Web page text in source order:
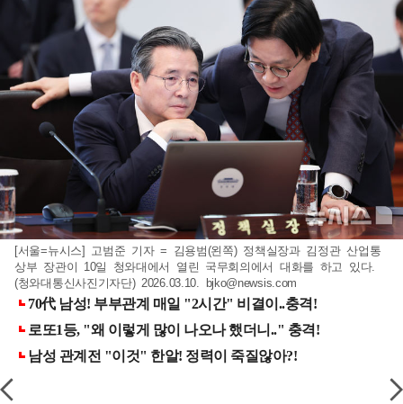
[서울=뉴시스] 고범준 기자 = 김용범(왼쪽) 정책실장과 김정관 산업통
상부 장관이 10일 청와대에서 열린 국무회의에서 대화를 하고 있다.
(청와대통신사진기자단) 2026.03.10.
bjko@newsis.com